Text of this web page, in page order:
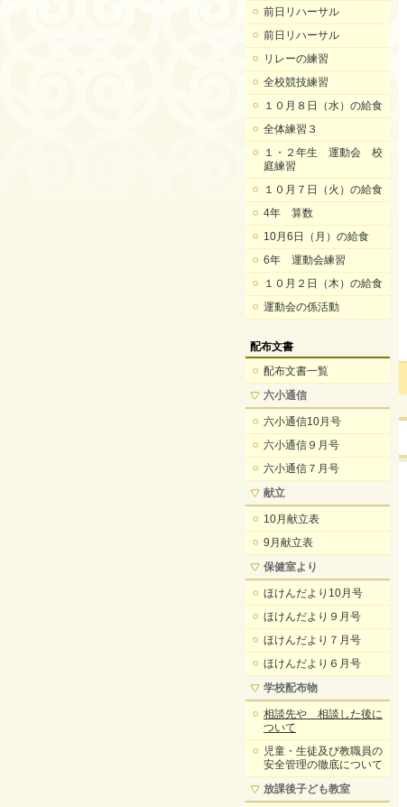
前日リハーサル
前日リハーサル
リレーの練習
全校競技練習
１０月８日（水）の給食
全体練習３
１・２年生 運動会 校
庭練習
１０月７日（火）の給食
4年 算数
10月6日（月）の給食
6年 運動会練習
１０月２日（木）の給食
運動会の係活動
配布文書
配布文書一覧
六小通信
六小通信10月号
六小通信９月号
六小通信７月号
献立
10月献立表
9月献立表
保健室より
ほけんだより10月号
ほけんだより９月号
ほけんだより７月号
ほけんだより６月号
学校配布物
相談先や 相談した後に
ついて
児童・生徒及び教職員の
安全管理の徹底について
放課後子ども教室